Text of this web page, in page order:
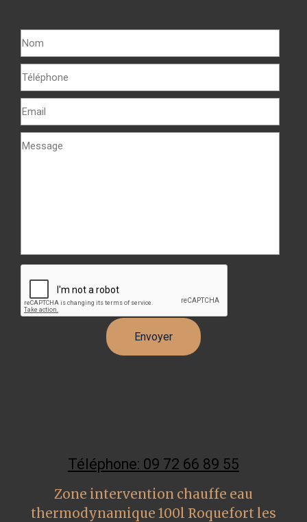
Téléphone: 09 72 66 89 55
Zone intervention chauffe eau
thermodynamique 100l Roquefort les